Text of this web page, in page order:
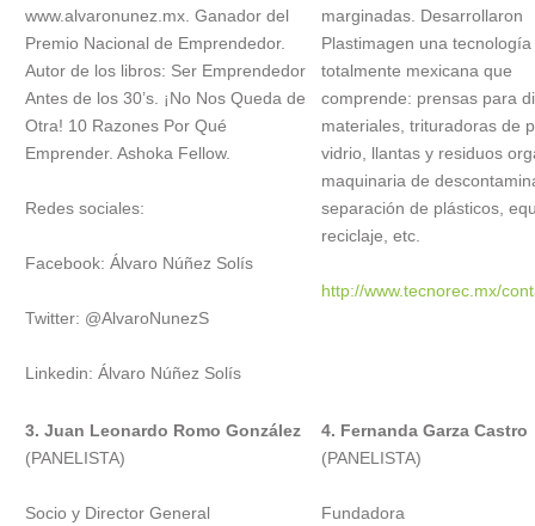
www.alvaronunez.mx. Ganador del
Premio Nacional de Emprendedor.
Autor de los libros: Ser Emprendedor
Antes de los 30’s. ¡No Nos Queda de
Otra! 10 Razones Por Qué
Emprender. Ashoka Fellow.
Redes sociales:
Facebook: Álvaro Núñez Solís
Twitter: @AlvaroNunezS
Linkedin: Álvaro Núñez Solís
marginadas. Desarrollaron
Plastimagen una tecnología
totalmente mexicana que
comprende: prensas para
materiales, trituradoras de
vidrio, llantas y residuos
maquinaria de
separación de plásticos,
reciclaje, etc.
http://www.tecnorec.mx/
3. Juan Leonardo Romo González
(PANELISTA)
Socio y Director General
4. Fernanda Garza Castro
(PANELISTA)
Fundadora